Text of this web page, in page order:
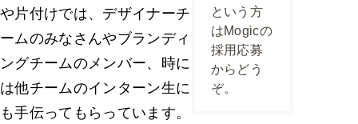
や片付けでは、デザイナーチ
ームのみなさんやブランディ
ングチームのメンバー、時に
は他チームのインターン生に
も手伝ってもらっています。
という方
はMogicの
採用応募
からどう
ぞ。